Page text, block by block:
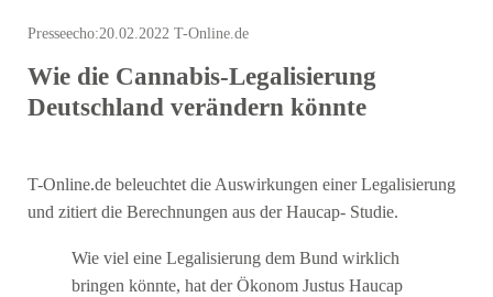
Presseecho:20.02.2022 T-Online.de
Wie die Cannabis-Legalisierung
Deutschland verändern könnte
T-Online.de beleuchtet die Auswirkungen einer Legalisierung
und zitiert die Berechnungen aus der Haucap- Studie.
Wie viel eine Legalisierung dem Bund wirklich
bringen könnte, hat der Ökonom Justus Haucap